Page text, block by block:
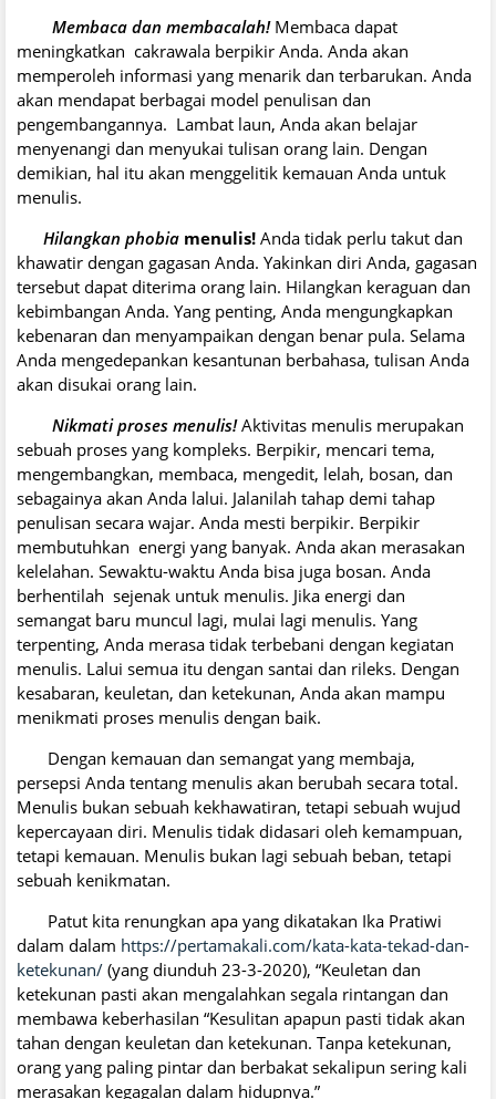
Membaca dan membacalah!Membaca dapat
meningkatkan cakrawala berpikir Anda. Anda akan
memperoleh informasi yang menarik dan terbarukan. Anda
akan mendapat berbagai model penulisan dan
pengembangannya. Lambat laun, Anda akan belajar
menyenangi dan menyukai tulisan orang lain. Dengan
demikian, hal itu akan menggelitik kemauan Anda untuk
menulis.
Hilangkan phobia menulis! Anda tidak perlu takut dan
khawatir dengan gagasan Anda. Yakinkan diri Anda, gagasan
tersebut dapat diterima orang lain. Hilangkan keraguan dan
kebimbangan Anda. Yang penting, Anda mengungkapkan
kebenaran dan menyampaikan dengan benar pula. Selama
Anda mengedepankan kesantunan berbahasa, tulisan Anda
akan disukai orang lain.
Nikmati proses menulis!Aktivitas menulis merupakan
sebuah proses yang kompleks. Berpikir, mencari tema,
mengembangkan, membaca, mengedit, lelah, bosan, dan
sebagainya akan Anda lalui. Jalanilah tahap demi tahap
penulisan secara wajar. Anda mesti berpikir. Berpikir
membutuhkan energi yang banyak. Anda akan merasakan
kelelahan. Sewaktu-waktu Anda bisa juga bosan. Anda
berhentilah sejenak untuk menulis. Jika energi dan
semangat baru muncul lagi, mulai lagi menulis. Yang
terpenting, Anda merasa tidak terbebani dengan kegiatan
menulis. Lalui semua itu dengan santai dan rileks. Dengan
kesabaran, keuletan, dan ketekunan, Anda akan mampu
menikmati proses menulis dengan baik.
Dengan kemauan dan semangat yang membaja,
persepsi Anda tentang menulis akan berubah secara total.
Menulis bukan sebuah kekhawatiran, tetapi sebuah wujud
kepercayaan diri. Menulis tidak didasari oleh kemampuan,
tetapi kemauan. Menulis bukan lagi sebuah beban, tetapi
sebuah kenikmatan.
Patut kita renungkan apa yang dikatakan Ika Pratiwi
dalam dalam https://pertamakali.com/kata-kata-tekad-dan-
ketekunan/ (yang diunduh 23-3-2020), “Keuletan dan
ketekunan pasti akan mengalahkan segala rintangan dan
membawa keberhasilan “Kesulitan apapun pasti tidak akan
tahan dengan keuletan dan ketekunan. Tanpa ketekunan,
orang yang paling pintar dan berbakat sekalipun sering kali
merasakan kegagalan dalam hidupnya.”